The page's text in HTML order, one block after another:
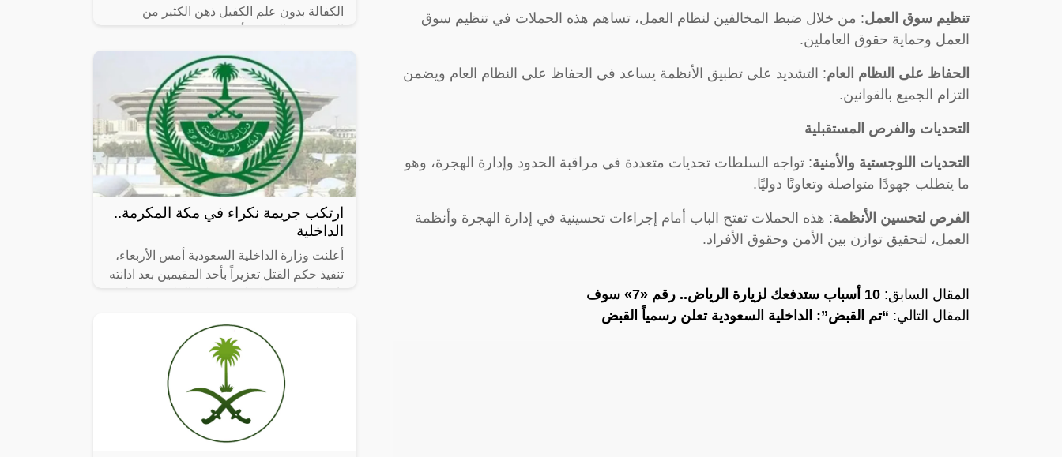
تنظيم سوق العمل: من خلال ضبط المخالفين لنظام العمل، تساهم هذه الحملات في تنظيم سوق
العمل وحماية حقوق العاملين.
الحفاظ على النظام العام: التشديد على تطبيق الأنظمة يساعد في الحفاظ على النظام العام ويضمن
التزام الجميع بالقوانين.
التحديات والفرص المستقبلية
التحديات اللوجستية والأمنية: تواجه السلطات تحديات متعددة في مراقبة الحدود وإدارة الهجرة، وهو
ما يتطلب جهودًا متواصلة وتعاونًا دوليًا.
الفرص لتحسين الأنظمة: هذه الحملات تفتح الباب أمام إجراءات تحسينية في إدارة الهجرة وأنظمة
العمل، لتحقيق توازن بين الأمن وحقوق الأفراد.
المقال السابق: 10 أسباب ستدفعك لزيارة الرياض.. رقم «7» سوف
المقال التالي: “تم القبض”: الداخلية السعودية تعلن رسمياً القبض
الكفالة بدون علم الكفيل ذهن الكثير من
التفكير والبحث. في هذا المقال، سوف نتطرق
ارتكب جريمة نكراء في مكة المكرمة..
الداخلية
أعلنت وزارة الداخلية السعودية أمس الأربعاء،
تنفيذ حكم القتل تعزيراً بأحد المقيمين بعد ادانته